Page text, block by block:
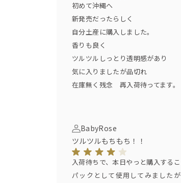
初めて沖縄へ
新発売だったらしく
自分土産に購入しました。
香りも良く
ツルツルしっとり透明感があり
気に入りましたが品切れ
在庫無く残念 再入荷待ってます。
BabyRose
ツルツルもちもち！！
入荷待ちで、本日やっと購入するこ
パックとして使用してみました